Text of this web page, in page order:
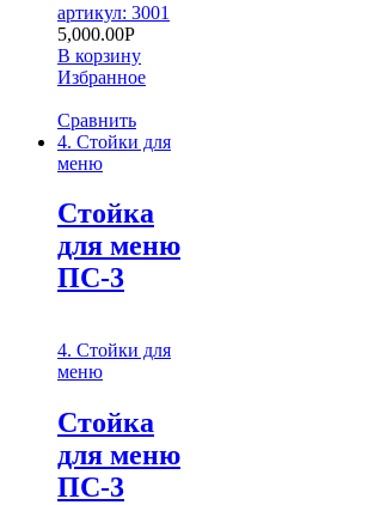
артикул: 3001
5,000.00Р
В корзину
Избранное
Сравнить
4. Стойки для
меню
Стойка
для меню
ПС-3
4. Стойки для
меню
Стойка
для меню
ПС-3